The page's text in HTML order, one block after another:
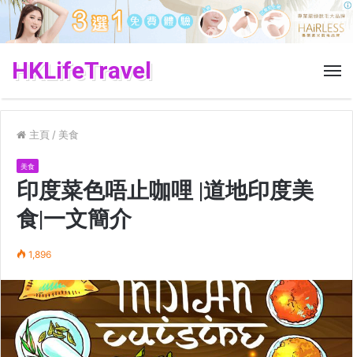
HKLifeTravel
主頁 / 美食
美食
印度菜色唔止咖哩 |道地印度美
食|一文簡介
1,896